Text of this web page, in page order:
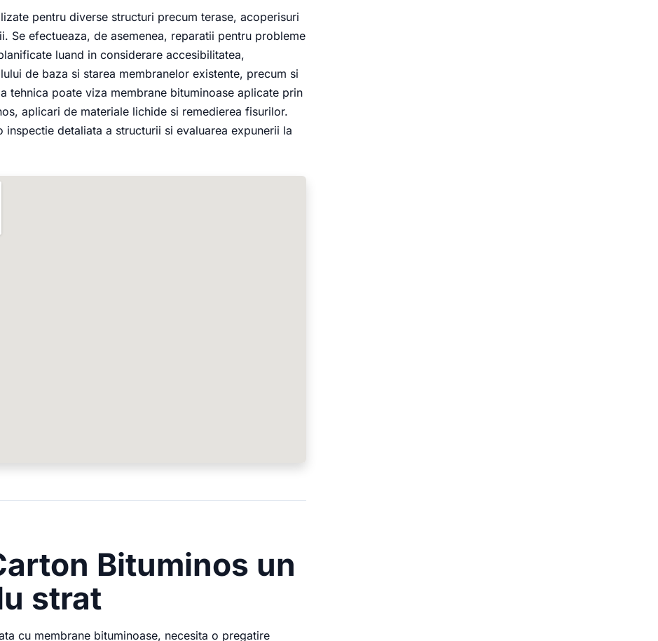
pentru diverse structuri precum terase, acoperisuri
Se efectueaza, de asemenea, reparatii pentru probleme
luand in considerare accesibilitatea,
de baza si starea membranelor existente, precum si
tehnica poate viza membrane bituminoase aplicate prin
aplicari de materiale lichide si remedierea fisurilor.
detaliata a structurii si evaluarea expunerii la
Bituminos un
strat
cu membrane bituminoase, necesita o pregatire